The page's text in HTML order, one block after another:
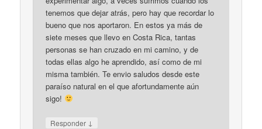
tenemos que dejar atrás, pero hay que recordar lo
bueno que nos aportaron. En estos ya más de
siete meses que llevo en Costa Rica, tantas
personas se han cruzado en mi camino, y de
todas ellas algo he aprendido, así como de mi
misma también. Te envio saludos desde este
paraíso natural en el que afortundamente aún
sigo!
Responder ↓